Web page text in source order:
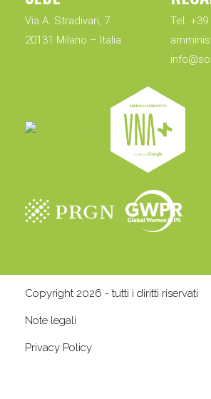
Via A. Stradivari, 7
20131 Milano – Italia
Tel. +39
Copyright 2026 - tutti i diritti riservati
Note legali
Privacy Policy